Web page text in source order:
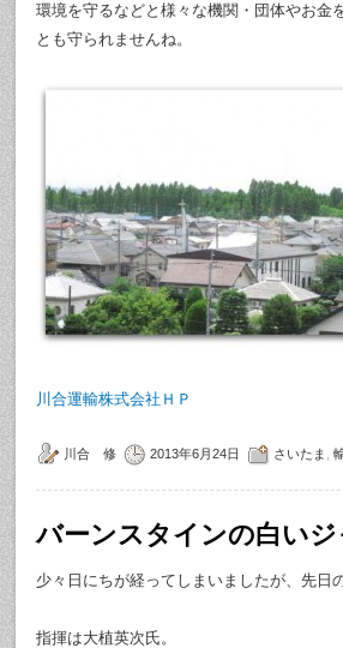
環境を守るなどと様々な機関・団体やお金
とも守られませんね。
川合運輸株式会社ＨＰ
川合 修 2013年6月24日 さいたま
バーンスタインの白いジ
少々日にちが経ってしまいましたが、先日
指揮は大植英次氏。